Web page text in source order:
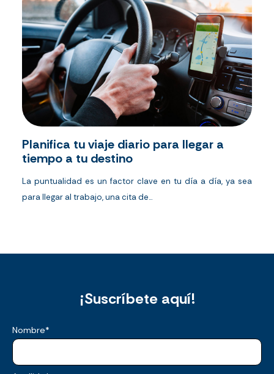
Planifica tu viaje diario para llegar a
tiempo a tu destino
La puntualidad es un factor clave en tu día a día, ya sea
para llegar al trabajo, una cita de...
¡Suscríbete aquí!
Nombre*